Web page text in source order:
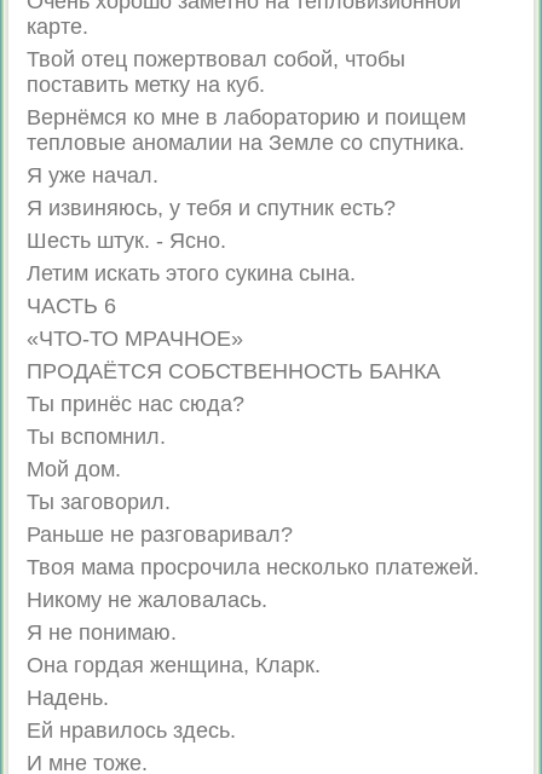
карте.
Твой отец пожертвовал собой, чтобы
поставить метку на куб.
Вернёмся ко мне в лабораторию и поищем
тепловые аномалии на Земле со спутника.
Я уже начал.
Я извиняюсь, у тебя и спутник есть?
Шесть штук. - Ясно.
Летим искать этого сукина сына.
ЧАСТЬ 6
«ЧТО-ТО МРАЧНОЕ»
ПРОДАЁТСЯ СОБСТВЕННОСТЬ БАНКА
Ты принёс нас сюда?
Ты вспомнил.
Мой дом.
Ты заговорил.
Раньше не разговаривал?
Твоя мама просрочила несколько платежей.
Никому не жаловалась.
Я не понимаю.
Она гордая женщина, Кларк.
Надень.
Ей нравилось здесь.
И мне тоже.